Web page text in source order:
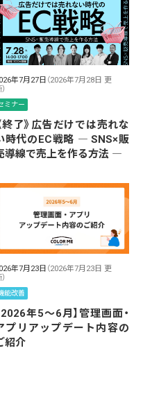
年7月27日 （2026年7月28日 更
ミナー
終了》広告だけでは売れな
時代のEC戦略 ― SNS×販
導線で売上を作る方法 ―
年7月23日 （2026年7月23日 更
能改善
2026年5～6月】管理画面・
プリアップデート内容の
紹介